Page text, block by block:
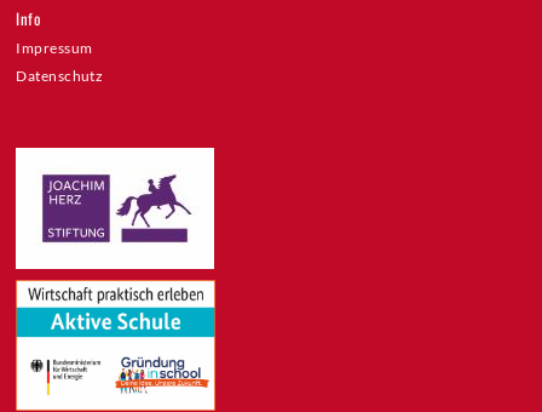
Info
Impressum
Datenschutz